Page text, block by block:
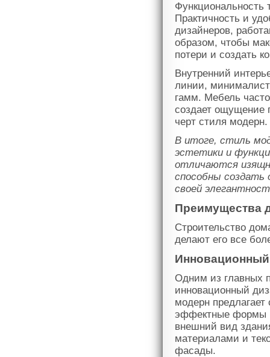
Функциональность
Практичность и
дизайнеров,
образом, чтобы
потери и создать
Внутренний
линии,
гамм. Мебель
создает ощущение
черт стиля модерн.
В итоге, стиль
эстетики и
отличаются
способны
своей
Преимущества
Строительство
делают его все
Одним из главных
инновационный
модерн
эффектные формы
внешний вид
материалами и
фасады.